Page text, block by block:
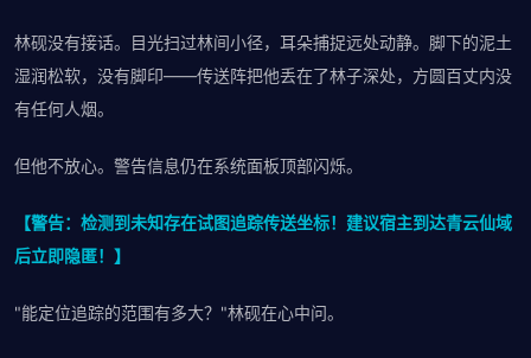
林砚没有接话。目光扫过林间小径，耳朵捕捉远处动静。脚下的泥土
湿润松软，没有脚印——传送阵把他丢在了林子深处，方圆百丈内没
有任何人烟。
但他不放心。警告信息仍在系统面板顶部闪烁。
【警告：检测到未知存在试图追踪传送坐标！建议宿主到达青云仙域
后立即隐匿！】
"能定位追踪的范围有多大？"林砚在心中问。